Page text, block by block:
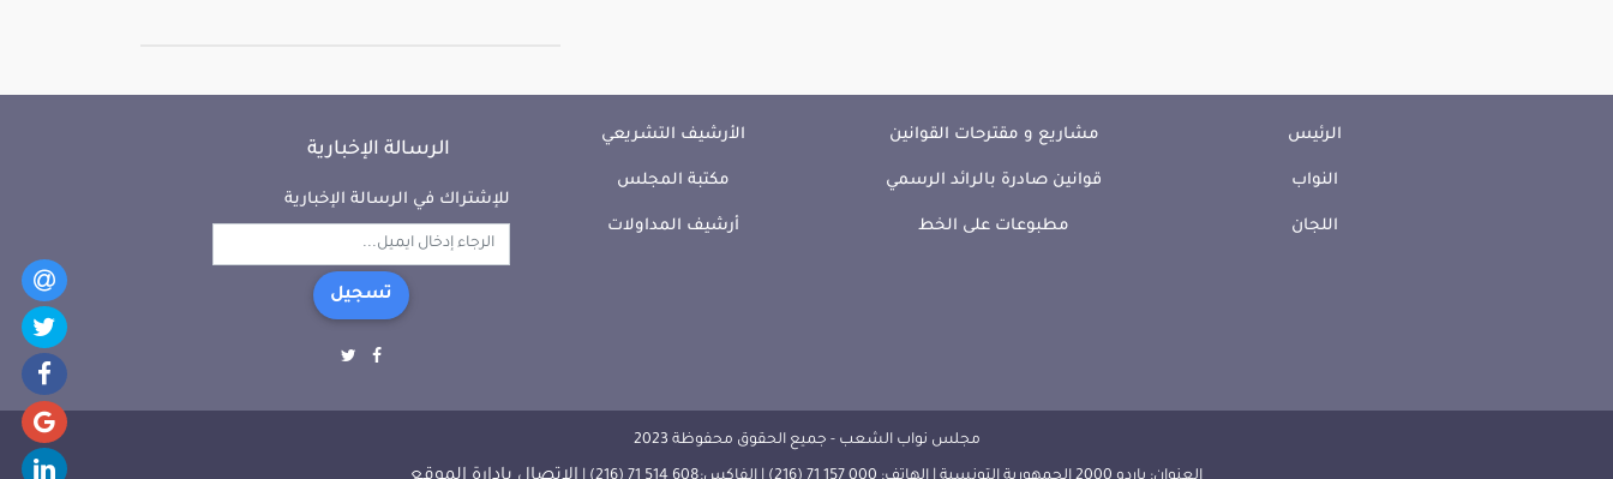
الرئيس
النواب
اللجان
مشاريع و مقترحات القوانين
قوانين صادرة بالرائد الرسمي
مطبوعات على الخط
الأرشيف التشريعي
مكتبة المجلس
أرشيف المداولات
الرسالة الإخبارية
للإشتراك في الرسالة الإخبارية
تسجيل
مجلس نواب الشعب - جميع الحقوق محفوظة 2023